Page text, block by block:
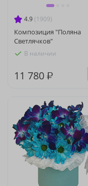
4.9 (1909)
Композиция "Поляна
Светлячков"
В наличии
11 780 ₽